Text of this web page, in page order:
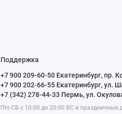
Поддержка
+7 900 209-60-50 Екатеринбург, пр.
+7 900 202-66-55 Екатеринбург, ул.
+7 (342) 278-44-33 Пермь, ул.
ПН-СБ с 10:00 до 20:00 ВС и праздничные